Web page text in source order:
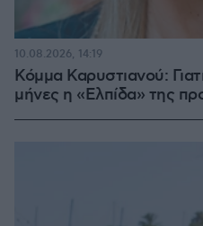
Κόμμα Καρυστιανού:
μήνες η «Ελπίδα» της
10.08.2026, 14:19